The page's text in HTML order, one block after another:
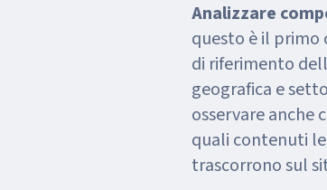
Analizzare
questo è il primo
di riferimento
geografica e
osservare anche
quali contenuti
trascorrono sul